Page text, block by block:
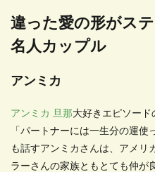
違った愛の形がス
名人カップル
アンミカ
アンミカ 旦那大好きエピソード
「パートナーには一生分の運使
も話すアンミカさんは、アメリ
ラーさんの家族ともとても仲が